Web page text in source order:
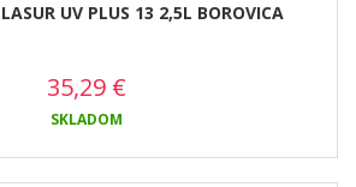
UV PLUS 13 2,5L BOROVICA
35,29 €
SKLADOM